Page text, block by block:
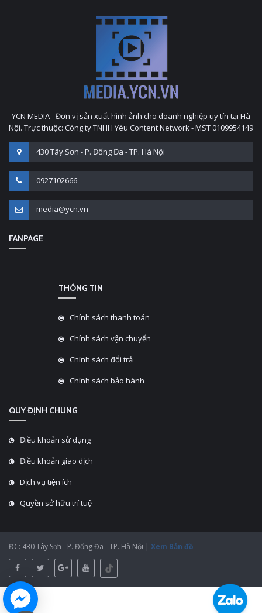
YCN MEDIA - Đơn vị sản xuất hình ảnh cho doanh nghiệp uy tín tại Hà
Nội. Trực thuộc: Công ty TNHH Yêu Content Network - MST 0109954149
430 Tây Sơn - P. Đống Đa - TP. Hà Nội
0927102666
media@ycn.vn
FANPAGE
THÔNG TIN
Chính sách thanh toán
Chính sách vận chuyển
Chính sách đổi trả
Chính sách bảo hành
QUY ĐỊNH CHUNG
Điều khoản sử dụng
Điều khoản giao dịch
Dịch vụ tiện ích
Quyền sở hữu trí tuệ
ĐC: 430 Tây Sơn - P. Đống Đa - TP. Hà Nội | Xem Bản đồ